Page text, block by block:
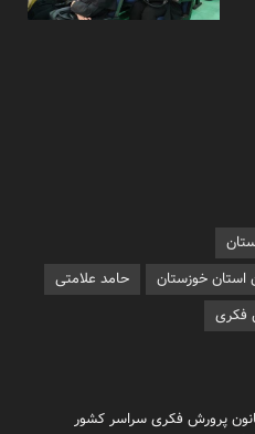
استان خوزستان
حامد علامتی
فکری
پرورش فکری سراسر کشور